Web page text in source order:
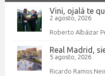
Vini, ojalá te
2 agosto, 2026
Roberto Albáizar
Real Madrid,
5 agosto, 2026
Ricardo Ramos